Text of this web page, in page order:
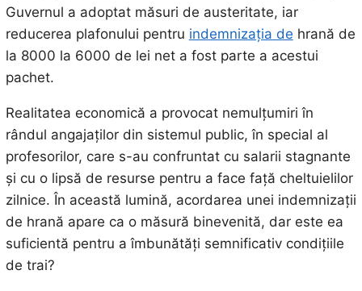
Guvernul a adoptat măsuri de austeritate, iar
reducerea plafonului pentru indemnizația de hrană de
la 8000 la 6000 de lei net a fost parte a acestui
pachet.
Realitatea economică a provocat nemulțumiri în
rândul angajaților din sistemul public, în special al
profesorilor, care s-au confruntat cu salarii stagnante
și cu o lipsă de resurse pentru a face față cheltuielilor
zilnice. În această lumină, acordarea unei indemnizații
de hrană apare ca o măsură binevenită, dar este ea
suficientă pentru a îmbunătăți semnificativ condițiile
de trai?